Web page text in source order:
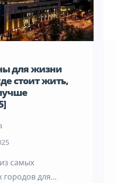
для жизни
стоит жить,
самых
городов для